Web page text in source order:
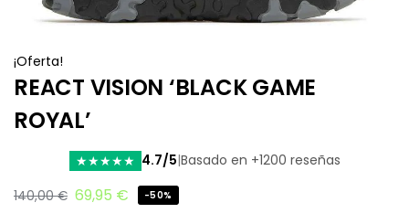
¡Oferta!
REACT VISION ‘BLACK GAME
ROYAL’
★★★★★ 4.7/5|Basado en +1200 reseñas
140,00€ 69,95 € -50%